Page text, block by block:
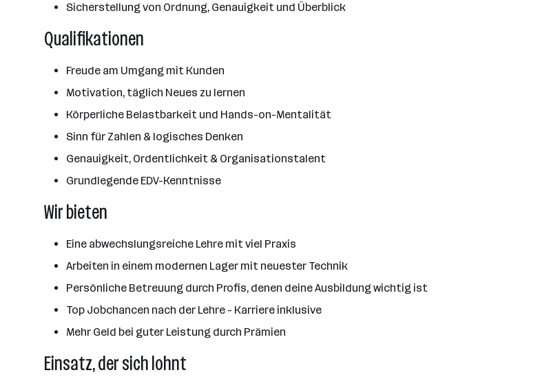
Sicherstellung von Ordnung, Genauigkeit und Überblick
Qualifikationen
Freude am Umgang mit Kunden
Motivation, täglich Neues zu lernen
Körperliche Belastbarkeit und Hands-on-Mentalität
Sinn für Zahlen & logisches Denken
Genauigkeit, Ordentlichkeit & Organisationstalent
Grundlegende EDV-Kenntnisse
Wir bieten
Eine abwechslungsreiche Lehre mit viel Praxis
Arbeiten in einem modernen Lager mit neuester Technik
Persönliche Betreuung durch Profis, denen deine Ausbildung wichtig ist
Top Jobchancen nach der Lehre - Karriere inklusive
Mehr Geld bei guter Leistung durch Prämien
Einsatz, der sich lohnt